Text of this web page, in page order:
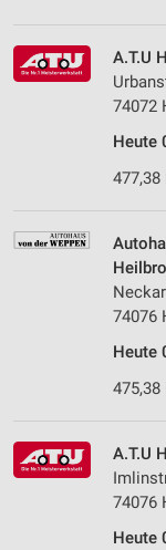
A.T.U
74072
Heute
477,38
74076
Heute
475,38
A.T.U
74076
Heute